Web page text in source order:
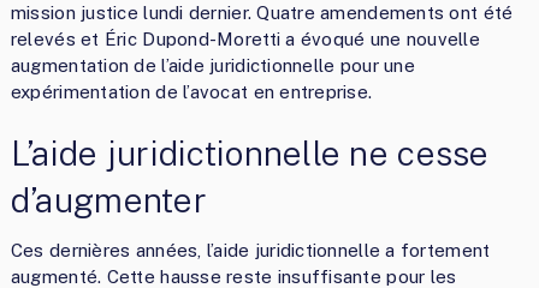
mission justice lundi dernier. Quatre amendements ont été
relevés et Éric Dupond-Moretti a évoqué une nouvelle
augmentation de l’aide juridictionnelle pour une
expérimentation de l’avocat en entreprise.
L’aide juridictionnelle ne cesse
d’augmenter
Ces dernières années, l’aide juridictionnelle a fortement
augmenté. Cette hausse reste insuffisante pour les